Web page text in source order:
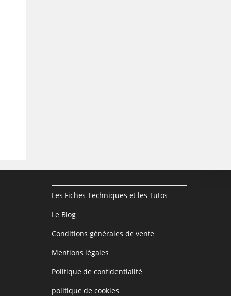
Les Fiches Techniques et les Tutos
Le Blog
Conditions générales de vente
Mentions légales
Politique de confidentialité
politique de cookies